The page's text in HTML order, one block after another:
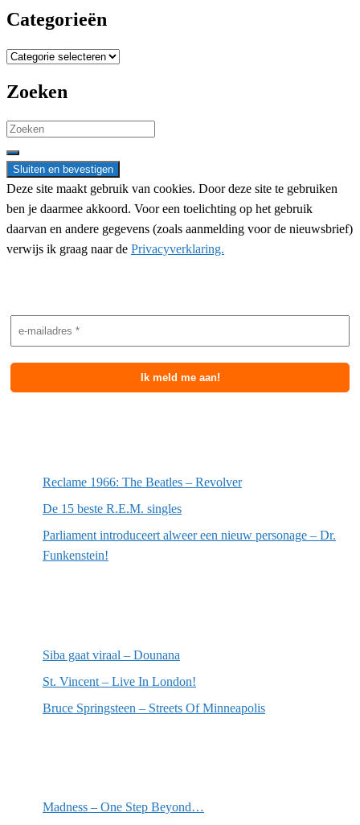
Categorieën
Categorieën
Zoeken
Search
for:
Deze site maakt gebruik van cookies. Door deze site te gebruiken
ben je daarmee akkoord. Voor een toelichting op het gebruik
daarvan en andere gegevens (zoals aanmelding voor de nieuwsbrief)
verwijs ik graag naar de Privacyverklaring.
Reclame 1966: The Beatles – Revolver
De 15 beste R.E.M. singles
Parliament introduceert alweer een nieuw personage – Dr.
Funkenstein!
Siba gaat viraal – Dounana
St. Vincent – Live In London!
Bruce Springsteen – Streets Of Minneapolis
Madness – One Step Beyond…